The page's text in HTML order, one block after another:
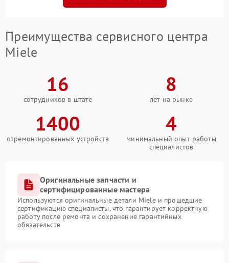
Преимущества сервисного центра
Miele
16
сотрудников в штате
8
лет на рынке
1400
отремонтированных устройств
4
минимальный опыт работы
специалистов
Оригинальные запчасти и
сертифицированные мастера
Используются оригинальные детали Miele и прошедшие
сертификацию специалисты, что гарантирует корректную
работу после ремонта и сохранение гарантийных
обязательств